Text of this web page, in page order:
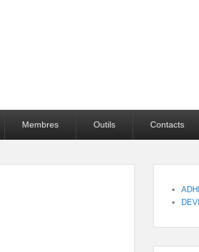
Membres Outils Contacts